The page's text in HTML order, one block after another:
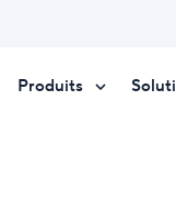
Produits